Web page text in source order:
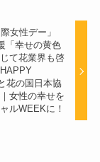
女性デー」
「幸せの黄色
て花業界も啓
花の国日本協
女性の幸せを
ルWEEKに！